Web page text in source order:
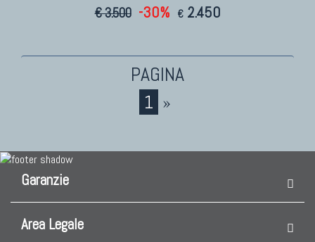
€ 3.500 -30% € 2.450
1 »
Garanzie
Area Legale